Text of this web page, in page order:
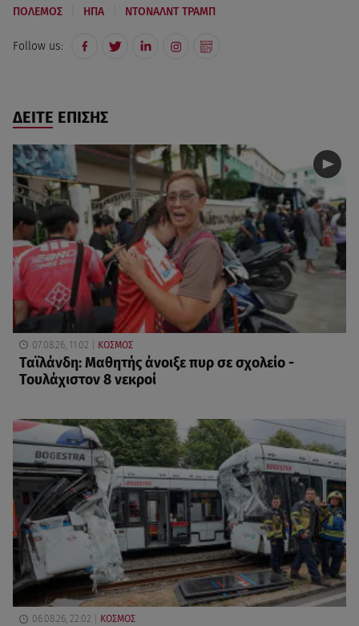
ΠΟΛΕΜΟΣ ΗΠΑ ΝΤΟΝΑΛΝΤ ΤΡΑΜΠ
Follow us:
ΔΕΙΤΕ ΕΠΙΣΗΣ
07.08.26, 11:02 ΚΟΣΜΟΣ
Ταϊλάνδη: Μαθητής άνοιξε πυρ σε σχολείο -
Τουλάχιστον 8 νεκροί
06.08.26, 22:02 ΚΟΣΜΟΣ